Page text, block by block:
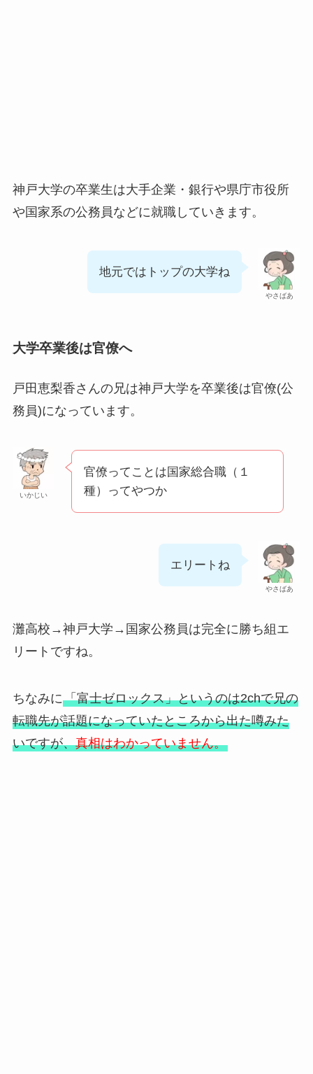
神戸大学の卒業生は大手企業・銀行や県庁市役所
や国家系の公務員などに就職していきます。
やさばあ
地元ではトップの大学ね
大学卒業後は官僚へ
戸田恵梨香さんの兄は神戸大学を卒業後は官僚(公
務員)になっています。
いかじい
官僚ってことは国家総合職（１
種）ってやつか
やさばあ
エリートね
灘高校→神戸大学→国家公務員は完全に勝ち組エ
リートですね。
ちなみに「富士ゼロックス」というのは2chで兄の
転職先が話題になっていたところから出た噂みた
いですが、真相はわかっていません。